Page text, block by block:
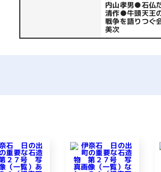
内山孝男●石仏
清作●牛頭天王
戦争を語りつぐ
美次